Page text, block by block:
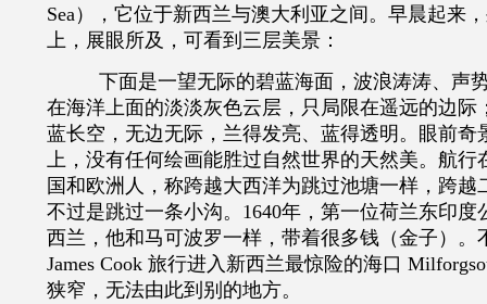
Sea），它位于新西兰与澳大利亚之间。早晨起来
上，展眼所及，可看到三层美景：
下面是一望无际的碧蓝海面，波浪涛涛、声
在海洋上面的淡淡灰色云层，只局限在遥远的边际
蓝长空，无边无际，兰得发亮、蓝得透明。眼前奇
上，没有任何绘画能胜过自然世界的天然美。航
国和欧洲人，称跨越大西洋为跳过池塘一样，跨越
不过是跳过一条小沟。 1640年，第一位荷兰东印
西兰，他和马可波罗一样，带着很多钱（金子）。
James Cook 旅行进入新西兰最惊险的海口
狭窄，无法由此到别的地方。